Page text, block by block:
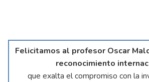
Felicitamos al profesor Oscar
reconocimiento
que exalta el compromiso con la